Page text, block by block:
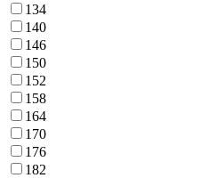
134
140
146
150
152
158
164
170
176
182